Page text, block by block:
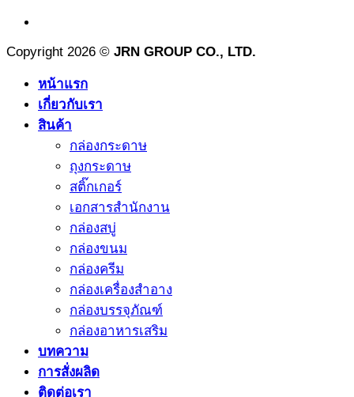
Copyright 2026 © JRN GROUP CO., LTD.
หน้าแรก
เกี่ยวกับเรา
สินค้า
กล่องกระดาษ
ถุงกระดาษ
สติ๊กเกอร์
เอกสารสำนักงาน
กล่องสบู่
กล่องขนม
กล่องครีม
กล่องเครื่องสำอาง
กล่องบรรจุภัณฑ์
กล่องอาหารเสริม
บทความ
การสั่งผลิด
ติดต่อเรา